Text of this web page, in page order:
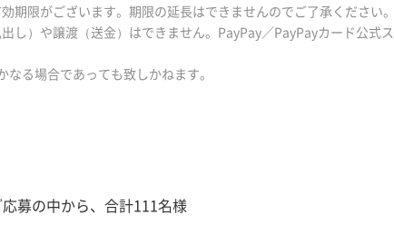
期限がございます。期限の延長はできませんのでご了承ください。
し）や譲渡（送金）はできません。PayPay／PayPayカード公式
る場合であっても致しかねます。
募の中から、合計111名様